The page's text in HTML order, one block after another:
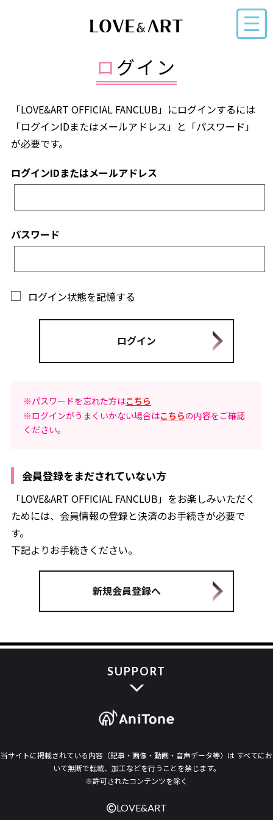
ログイン
「LOVE&ART OFFICIAL FANCLUB」にログインするには
「ログインIDまたはメールアドレス」と「パスワード」
が必要です。
ログインIDまたはメールアドレス
パスワード
ログイン状態を記憶する
※パスワードを忘れた方はこちら
※ログインがうまくいかない場合はこちらの内容をご確認
ください。
会員登録をまだされていない方
「LOVE&ART OFFICIAL FANCLUB」をお楽しみいただく
ためには、会員情報の登録と決済のお手続きが必要で
す。
下記よりお手続きください。
新規会員登録へ
SUPPORT
当サイトに掲載されている内容（記事・画像・動画・音声データ等）は すべてにお
いて無断で転載、加工などを行うことを禁じます。
※許可されたコンテンツを除く
LOVE&ART